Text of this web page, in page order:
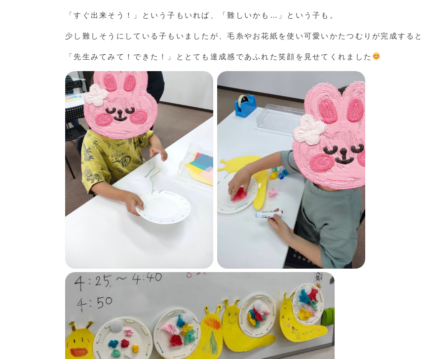
「すぐ出来そう！」という子もいれば、「難しいかも…」という子も。
少し難しそうにしている子もいましたが、毛糸やお花紙を使い可愛いかたつむりが完成すると
「先生みてみて！できた！」ととても達成感であふれた笑顔を見せてくれました